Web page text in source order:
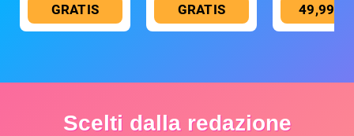
GRATIS GRATIS 49,99 €
Scelti dalla redazione